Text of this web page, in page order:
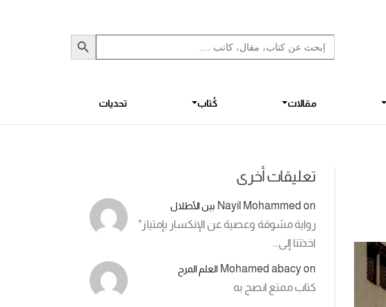
Search
for:
Search Button
مقالات كُتاب تحديات
تعليقات أخرى
Nayil Mohammed on بين الأطلال
رواية مشوقة وعصية عن الإنكسار بإمتياز"
اخذتنا إلى…
Mohamed abacyon العلم المرح
كتاب ممتع انصح به